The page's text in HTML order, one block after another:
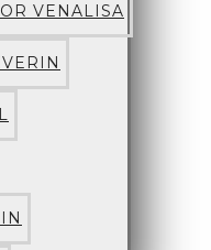
VENALISA